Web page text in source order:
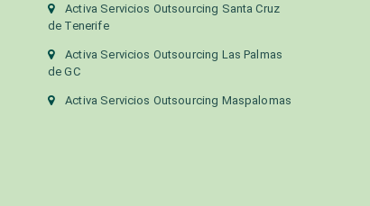
Activa Servicios Outsourcing Santa Cruz
de Tenerife
Activa Servicios Outsourcing Las Palmas
de GC
Activa Servicios Outsourcing Maspalomas